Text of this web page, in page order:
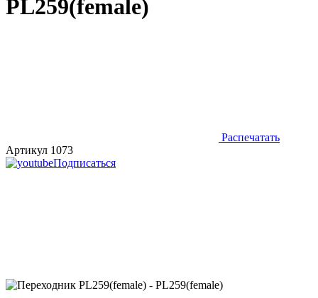
PL259(female)
Распечатать
Артикул 1073
Подписаться